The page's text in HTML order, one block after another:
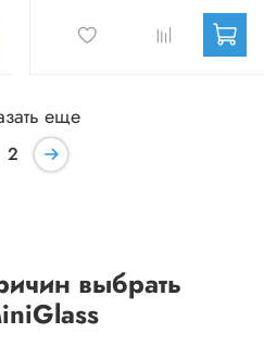
еще
2
выбрать